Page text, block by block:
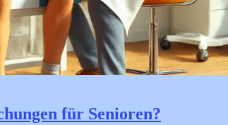
für Senioren?